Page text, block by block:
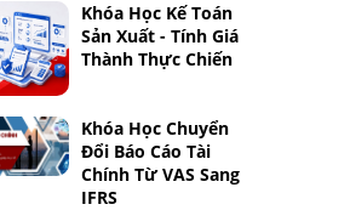
Khóa Học Kế Toán
Sản Xuất - Tính Giá
Thành Thực Chiến
Khóa Học Chuyển
Đổi Báo Cáo Tài
Chính Từ VAS Sang
IFRS